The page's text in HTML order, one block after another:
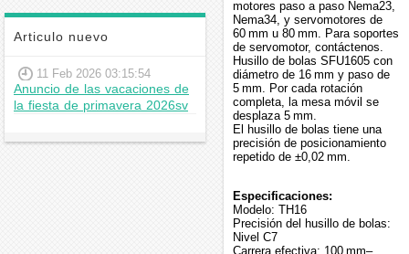
Articulo nuevo
11 Feb 2026 03:15:54
Anuncio de las vacaciones de
la fiesta de primavera 2026sv
motores paso a paso Nema23,
Nema34, y servomotores de
60 mm u 80 mm. Para soportes
de servomotor, contáctenos.
Husillo de bolas SFU1605 con
diámetro de 16 mm y paso de
5 mm. Por cada rotación
completa, la mesa móvil se
desplaza 5 mm.
El husillo de bolas tiene una
precisión de posicionamiento
repetido de ±0,02 mm.
Especificaciones:
Modelo: TH16
Precisión del husillo de bolas:
Nivel C7
Carrera efectiva: 100 mm–